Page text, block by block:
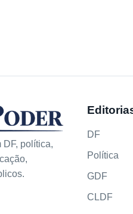
DF, política,
DF
Política
GDF
CLDF